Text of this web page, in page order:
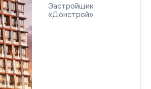
Застройщик
«Донстрой»